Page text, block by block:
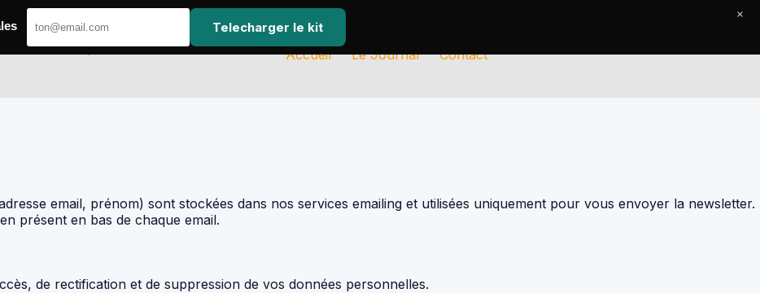
Accueil Le Journal Contact
email, prénom) sont stockées dans nos services emailing et utilisées uniquement pour vous envoyer la newsletter.
présent en bas de chaque email.
de rectification et de suppression de vos données personnelles.
Telecharger le kit
×